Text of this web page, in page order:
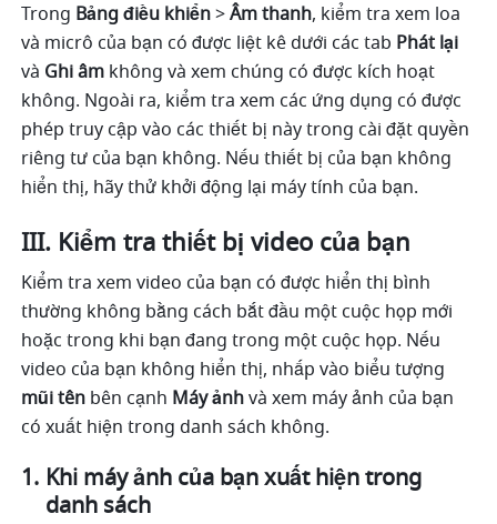
Trong Bảng điều khiển > Âm thanh, kiểm tra xem loa
và micrô của bạn có được liệt kê dưới các tab
và Ghi âm không và xem chúng có được kích hoạt
không. Ngoài ra, kiểm tra xem các ứng dụng có được
phép truy cập vào các thiết bị này trong cài đặt quyền
riêng tư của bạn không. Nếu thiết bị của bạn không
hiển thị, hãy thử khởi động lại máy tính của bạn.
III. Kiểm tra thiết bị video của bạn
Kiểm tra xem video của bạn có được hiển thị bình
thường không bằng cách bắt đầu một cuộc họp mới
hoặc trong khi bạn đang trong một cuộc họp. Nếu
mũi tên bên cạnh Máy ảnh và xem máy ảnh của bạn
có xuất hiện trong danh sách không.
Khi máy ảnh của bạn xuất hiện trong
danh sách